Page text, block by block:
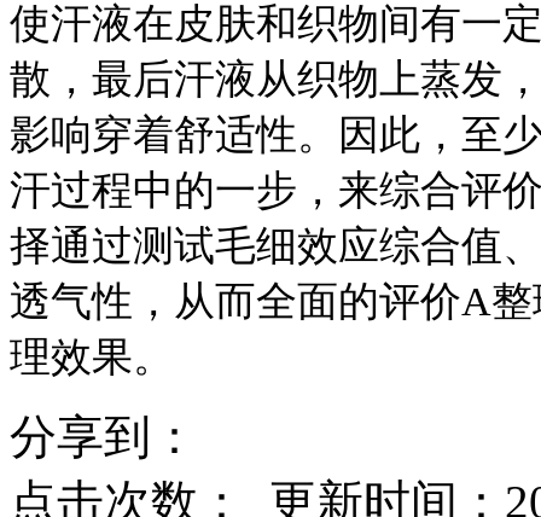
使汗液在皮肤和织物间有一
散，最后汗液从织物上蒸发
影响穿着舒适性。因此，至
汗过程中的一步，来综合评
择通过测试毛细效应综合值
透气性，从而全面的评价A
理效果。
分享到：
点击次数：
更新时间：